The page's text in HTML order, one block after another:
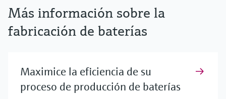
Más información sobre la
fabricación de baterías
Maximice la eficiencia de su
proceso de producción de baterías